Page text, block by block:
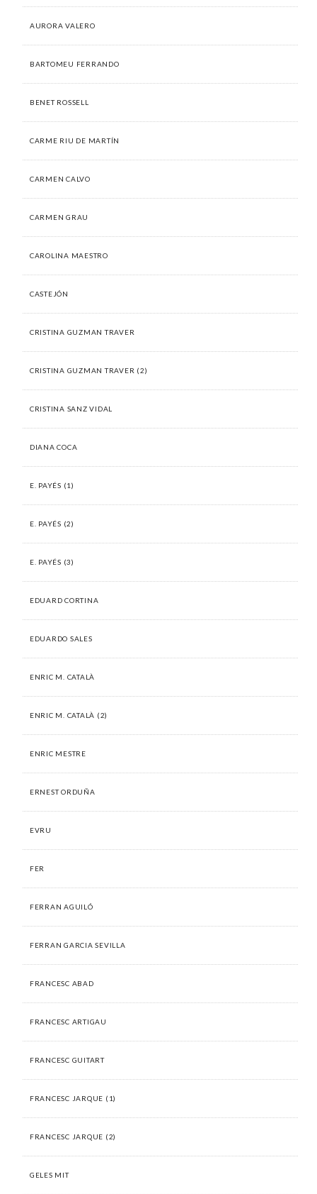
AURORA VALERO
BARTOMEU FERRANDO
BENET ROSSELL
CARME RIU DE MARTÍN
CARMEN CALVO
CARMEN GRAU
CAROLINA MAESTRO
CASTEJÓN
CRISTINA GUZMAN TRAVER
CRISTINA GUZMAN TRAVER (2)
CRISTINA SANZ VIDAL
DIANA COCA
E. PAYÉS (1)
E. PAYÉS (2)
E. PAYÉS (3)
EDUARD CORTINA
EDUARDO SALES
ENRIC M. CATALÀ
ENRIC M. CATALÀ (2)
ENRIC MESTRE
ERNEST ORDUÑA
EVRU
FER
FERRAN AGUILÓ
FERRAN GARCIA SEVILLA
FRANCESC ABAD
FRANCESC ARTIGAU
FRANCESC GUITART
FRANCESC JARQUE (1)
FRANCESC JARQUE (2)
GELES MIT